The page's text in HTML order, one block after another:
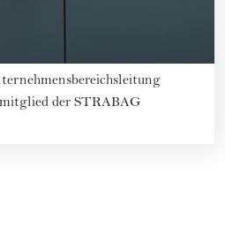
der STRABAG